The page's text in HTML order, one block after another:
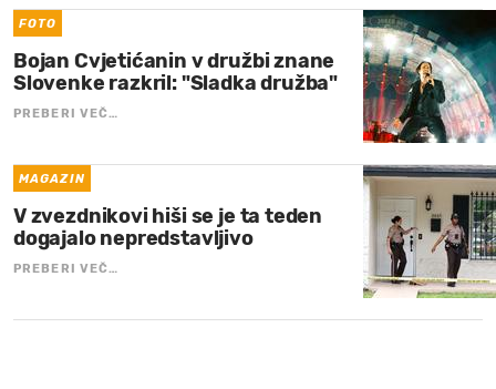
FOTO
Bojan Cvjetićanin v družbi znane
Slovenke razkril: "Sladka družba"
PREBERI VEČ…
MAGAZIN
V zvezdnikovi hiši se je ta teden
dogajalo nepredstavljivo
PREBERI VEČ…